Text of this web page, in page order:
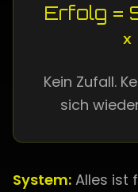
Erfolg =
Kein Zufall.
sich
System: Alles ist